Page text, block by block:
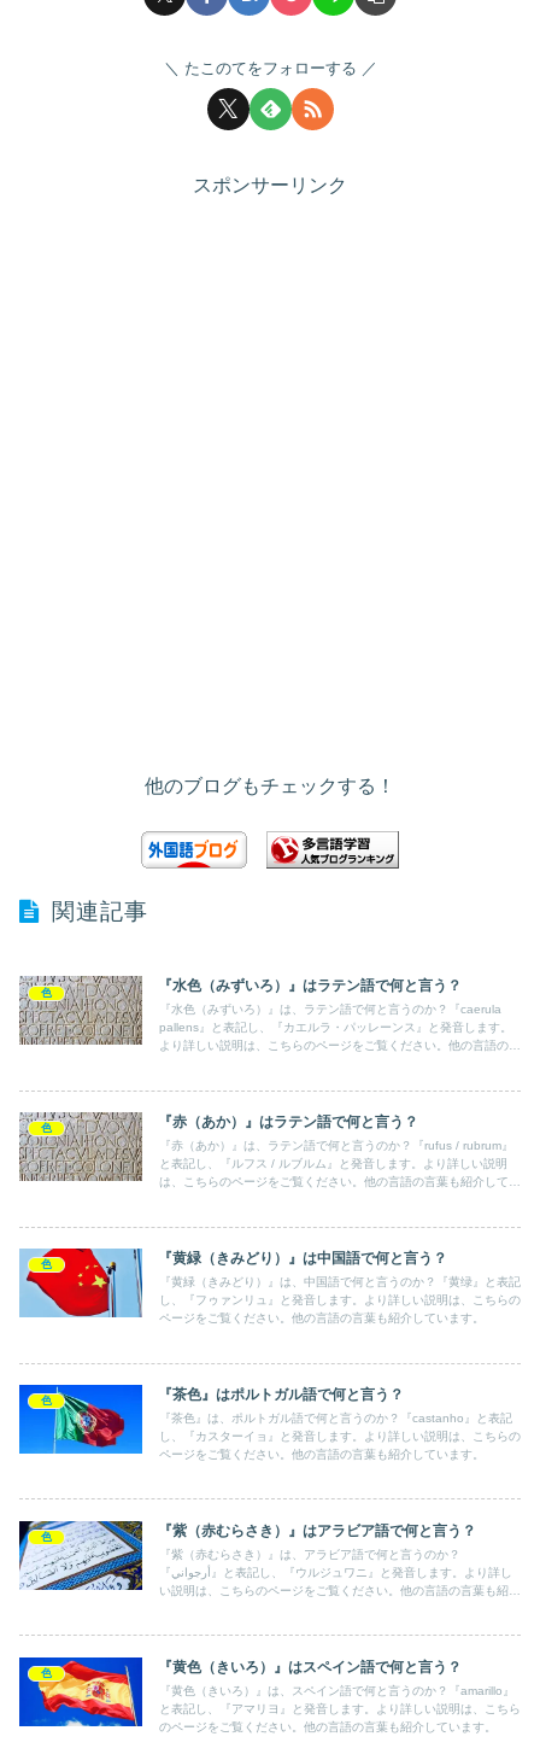
たこのてをフォローする
スポンサーリンク
他のブログもチェックする！
関連記事
色 『水色（みずいろ）』はラテン語で何と言う？
『水色（みずいろ）』は、ラテン語で何と言うのか？『caerula
pallens』と表記し、『カエルラ・パッレーンス』と発音します。
より詳しい説明は、こちらのページをご覧ください。他の言語の言
色 『赤（あか）』はラテン語で何と言う？
『赤（あか）』は、ラテン語で何と言うのか？『rufus / rubrum』
と表記し、『ルフス / ルブルム』と発音します。より詳しい説明
は、こちらのページをご覧ください。他の言語の言葉も紹介してい
色 『黄緑（きみどり）』は中国語で何と言う？
『黄緑（きみどり）』は、中国語で何と言うのか？『黄绿』と表記
し、『フゥァンリュ』と発音します。より詳しい説明は、こちらの
ページをご覧ください。他の言語の言葉も紹介しています。
色 『茶色』はポルトガル語で何と言う？
『茶色』は、ポルトガル語で何と言うのか？『castanho』と表記
し、『カスターイョ』と発音します。より詳しい説明は、こちらの
ページをご覧ください。他の言語の言葉も紹介しています。
色 『紫（赤むらさき）』はアラビア語で何と言う？
『紫（赤むらさき）』は、アラビア語で何と言うのか？
『أرجواني』と表記し、『ウルジュワニ』と発音します。より詳し
い説明は、こちらのページをご覧ください。他の言語の言葉も紹介
色 『黄色（きいろ）』はスペイン語で何と言う？
『黄色（きいろ）』は、スペイン語で何と言うのか？『amarillo』
と表記し、『アマリヨ』と発音します。より詳しい説明は、こちら
のページをご覧ください。他の言語の言葉も紹介しています。